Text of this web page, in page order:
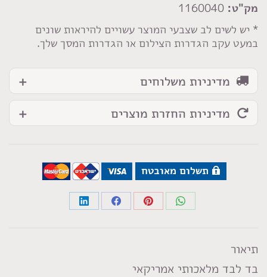
מק"ט:
* יש לשים לב שצבעי המוצר עשויים להיראות שונים
במעט עקב הגדרות הצילום או הגדרות המסך שלך.
מדיניות משלוחים
מדיניות החזרת מוצרים
תשלום מאובטח
Share
Share
Share
Share
תיאור
בד לבד מלאכותי אמריקאי